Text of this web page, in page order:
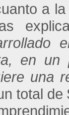
a
en un
una
total